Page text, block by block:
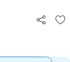
Partilhar